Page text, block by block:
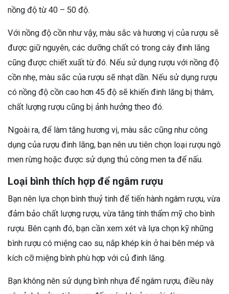
nồng độ từ 40 – 50 độ.
Với nồng độ cồn như vậy, màu sắc và hương vị của rượu sẽ
được giữ nguyên, các dưỡng chất có trong cây đinh lăng
cũng được chiết xuất từ đó. Nếu sử dụng rượu với nồng độ
cồn nhẹ, màu sắc của rượu sẽ nhạt dần. Nếu sử dụng rượu
có nồng độ cồn cao hơn 45 độ sẽ khiến đinh lăng bị thâm,
chất lượng rượu cũng bị ảnh hưởng theo đó.
Ngoài ra, để làm tăng hương vị, màu sắc cũng như công
dụng của rượu đinh lăng, bạn nên ưu tiên chọn loại rượu ngô
men rừng hoặc được sử dụng thủ công men ta để nấu.
Loại bình thích hợp để ngâm rượu
Bạn nên lựa chọn bình thuỷ tinh để tiến hành ngâm rượu, vừa
đảm bảo chất lượng rượu, vừa tăng tính thẩm mỹ cho bình
rượu. Bên cạnh đó, bạn cần xem xét và lựa chọn kỹ những
bình rượu có miệng cao su, nắp khép kín ở hai bên mép và
kích cỡ miệng bình phù hợp với củ đinh lăng.
Bạn không nên sử dụng bình nhựa để ngâm rượu, điều này